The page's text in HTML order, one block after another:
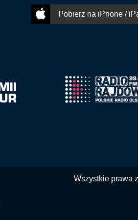
Pobierz na iPhone /
Wszystkie prawa